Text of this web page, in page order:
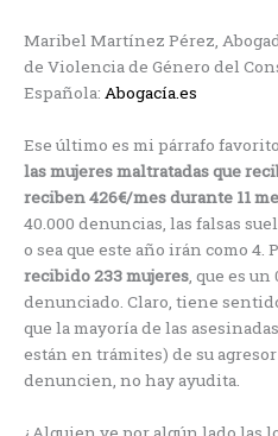
Maribel Martínez Pérez,
de Violencia de Género del
Española: Abogacía.es
Ese último es mi párrafo
las mujeres maltratadas que
reciben 426€/mes durante 11
40.000 denuncias, las falsas
o sea que este año irán como 4.
recibido 233 mujeres, que es un
denunciado. Claro, tiene
que la mayoría de las
están en trámites) de su
denuncien, no hay ayudita.